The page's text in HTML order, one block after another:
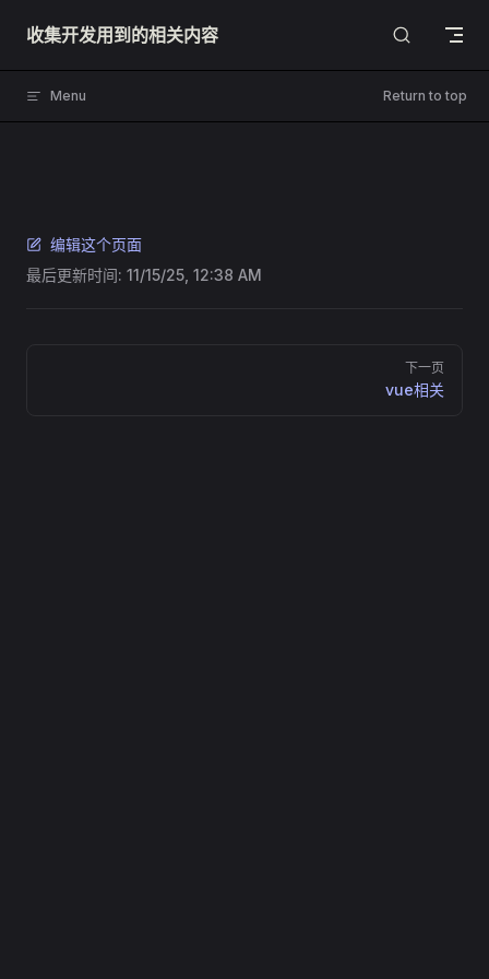
Skip to content
收集开发用到的相关内容
Menu Return to top
编辑这个页面
最后更新时间: 11/15/25, 12:38 AM
下一页
vue相关